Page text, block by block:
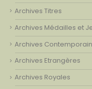
Archives Titres
Archives Médailles et
Archives
Archives Etrangères
Archives Royales